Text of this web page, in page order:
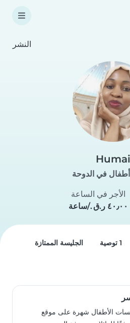
النشر
في الدوحة
الأجر في الساعة
الجليسة الممتازة
الأطفال شهرة على موقع